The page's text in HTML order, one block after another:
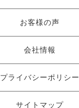
お客様の声
会社情報
プライバシーポリシー
サイトマップ